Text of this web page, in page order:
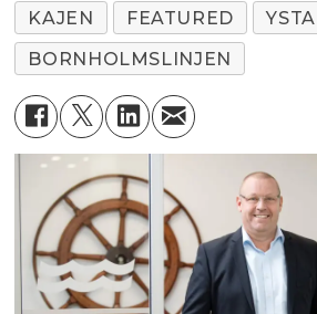
KAJEN
FEATURED
BORNHOLMSLINJEN